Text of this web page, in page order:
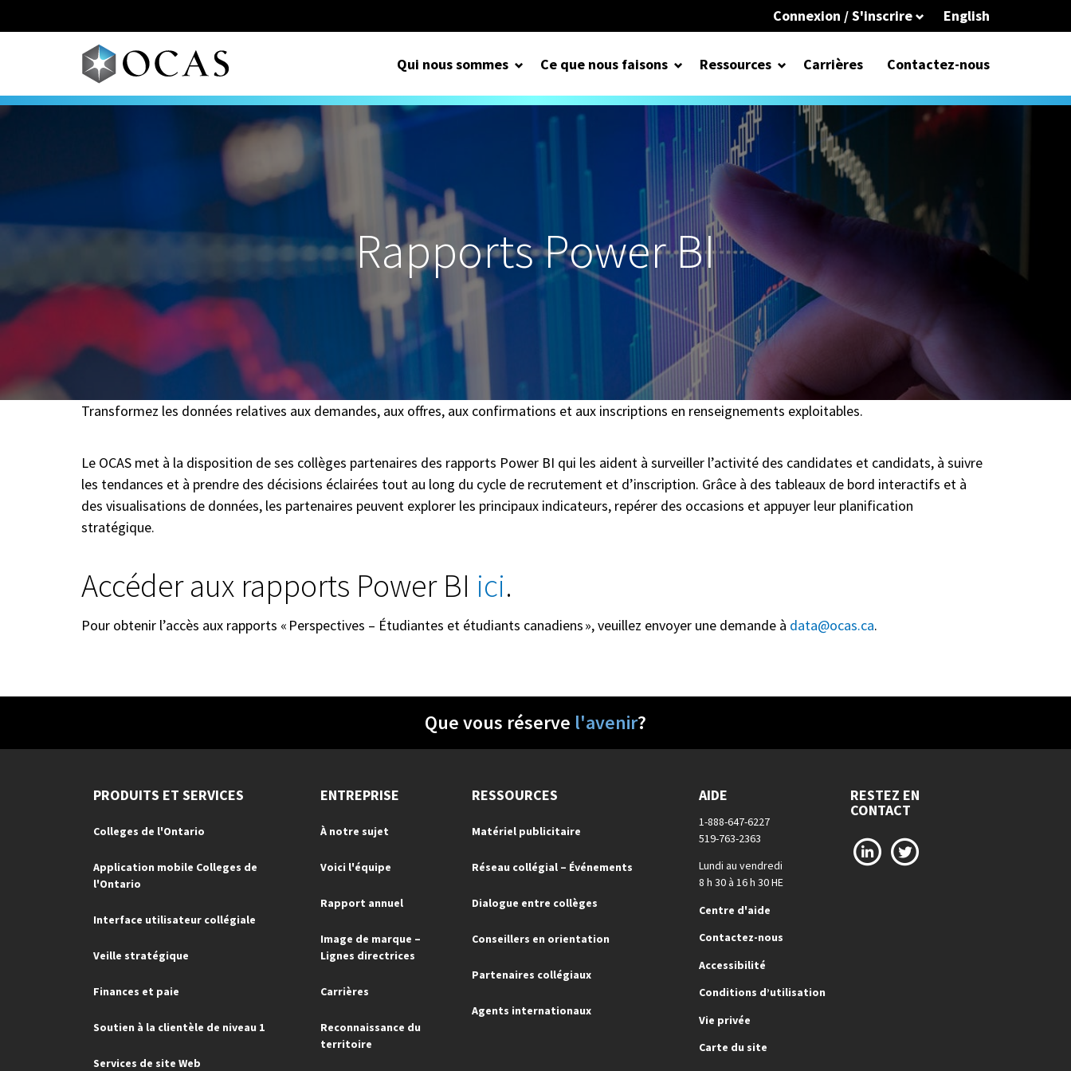
Connexion / S'inscrire English
Qui nous sommes Ce que nous faisons Ressources Carrières Contactez-nous
Rapports Power BI
Transformez les données relatives aux demandes, aux offres, aux confirmations et aux inscriptions en renseignements exploitables.
Le OCAS met à la disposition de ses collèges partenaires des rapports Power BI qui les aident à surveiller l’activité des candidates et candidats, à suivre
les tendances et à prendre des décisions éclairées tout au long du cycle de recrutement et d’inscription. Grâce à des tableaux de bord interactifs et à
des visualisations de données, les partenaires peuvent explorer les principaux indicateurs, repérer des occasions et appuyer leur planification
stratégique.
Accéder aux rapports Power BI ici.
Pour obtenir l’accès aux rapports « Perspectives – Étudiantes et étudiants canadiens », veuillez envoyer une demande à data@ocas.ca.
Que vous réserve l'avenir?
PRODUITS ET SERVICES
Colleges de l'Ontario
Application mobile Colleges de
l'Ontario
Interface utilisateur collégiale
Veille stratégique
Finances et paie
Soutien à la clientèle de niveau 1
Services de site Web
ENTREPRISE
À notre sujet
Voici l'équipe
Rapport annuel
Image de marque –
Lignes directrices
Carrières
Reconnaissance du
territoire
RESSOURCES
Matériel publicitaire
Réseau collégial – Événements
Dialogue entre collèges
Conseillers en orientation
Partenaires collégiaux
Agents internationaux
AIDE
1-888-647-6227
519-763-2363
Lundi au vendredi
8 h 30 à 16 h 30 HE
Centre d'aide
Contactez-nous
Accessibilité
Conditions d’utilisation
Vie privée
Carte du site
RESTEZ EN
CONTACT
LinkedIn